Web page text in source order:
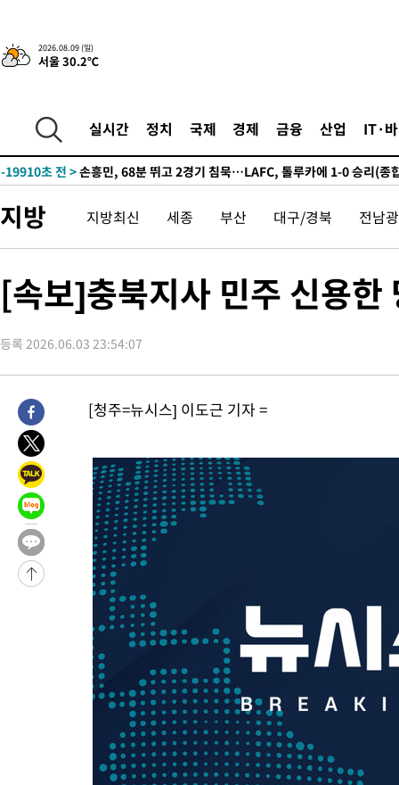
2026.08.09 (일)
서울 30.2℃
실시간 정치 국제 경제 금융 산업 IT·
2시간 전 >“美 이란전 무기 소진…북한과 분쟁시 주한 미군 취약해질 수 있어”
-24618초 전 >
[속보]장은수, KLPGA 제주삼다수 역전 우승…데뷔 10년 차에
-19983초 전 >
-19910초 전 >손흥민, 68분 뛰고 2경기 침묵…LAFC, 톨루카에 1-0 승리(종
-17934초 전 >
이강인, 오늘 서울서 AT마드리드 입단식…'전례 없는 특급대
-4816초 전 >'여긴 20도, 저긴 50도'…열화상 카메라로 본 폭염 저감시설 '온
35분 전 >튀르키예 외무장관, "메카 3국 방위협정은 이란이 목표 아냐 " 밝혀
2시간 전 >[속보]美중부 사령관, 이스라엘 긴급방문 다중화된 전선 상황 논의
2시간 전 >美 국방부, 켄달 전 공군장관 보안허가 취소…“에어포스원 기밀정
2시간 전 >
2시간 전 >
“美 이란전 무기 소진…북한과 분쟁시 주한 미군 취약해질 수 있어”
-31976초 전 >
-24618초 전 >
[속보]장은수, KLPGA 제주삼다수 역전 우승…데뷔 10년 차에
정상
-19983초 전 >
"얼마나 더웠으면"…안동 물길공원서 헤엄친 구렁이 '소동'
-19910초 전 >
손흥민, 68분 뛰고 2경기 침묵…LAFC, 톨루카에 1-0 승리(종
-19182초 전 >
'2경기 연속 침묵' 손흥민, 톨루카전 68분만 뛰고 슈팅 0개
-17934초 전 >
이강인, 오늘 서울서 AT마드리드 입단식…'전례 없는 특급대
'여긴 20도, 저긴 50도'…열화상 카메라로 본 폭염 저감시설 '온
콜롬비아 신임 우파 대통령 취임 하루만에 차량폭탄 폭발 사건
튀르키예 외무장관, "메카 3국 방위협정은 이란이 목표 아냐 " 밝혀
이군이 불법 군시설 건설한 레바논 남부에서 레바논군 3명 폭발로
[속보]美중부 사령관, 이스라엘 긴급방문 다중화된 전선 상황 논의
美 국방부, 켄달 전 공군장관 보안허가 취소…“에어포스원 기밀정
‘축구의 신’ 아르헨티나 축구 선수 메시의 부친 지병 별세
“美 이란전 무기 소진…북한과 분쟁시 주한 미군 취약해질 수 있어”
지방 지방최신 세종 부산 대구/경북 전남
[속보]충북지사 민주 신용
등록 2026.06.03 23:54:07
[청주=뉴시스] 이도근 기자 =